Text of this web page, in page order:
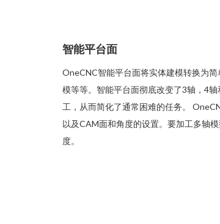
智能平台面
OneCNC智能平台面将实体建模转换为
模等等。智能平台面彻底改变了3轴，4
工，从而简化了通常困难的任务。
以及CAM面和角度的设置。要加工多轴
度。